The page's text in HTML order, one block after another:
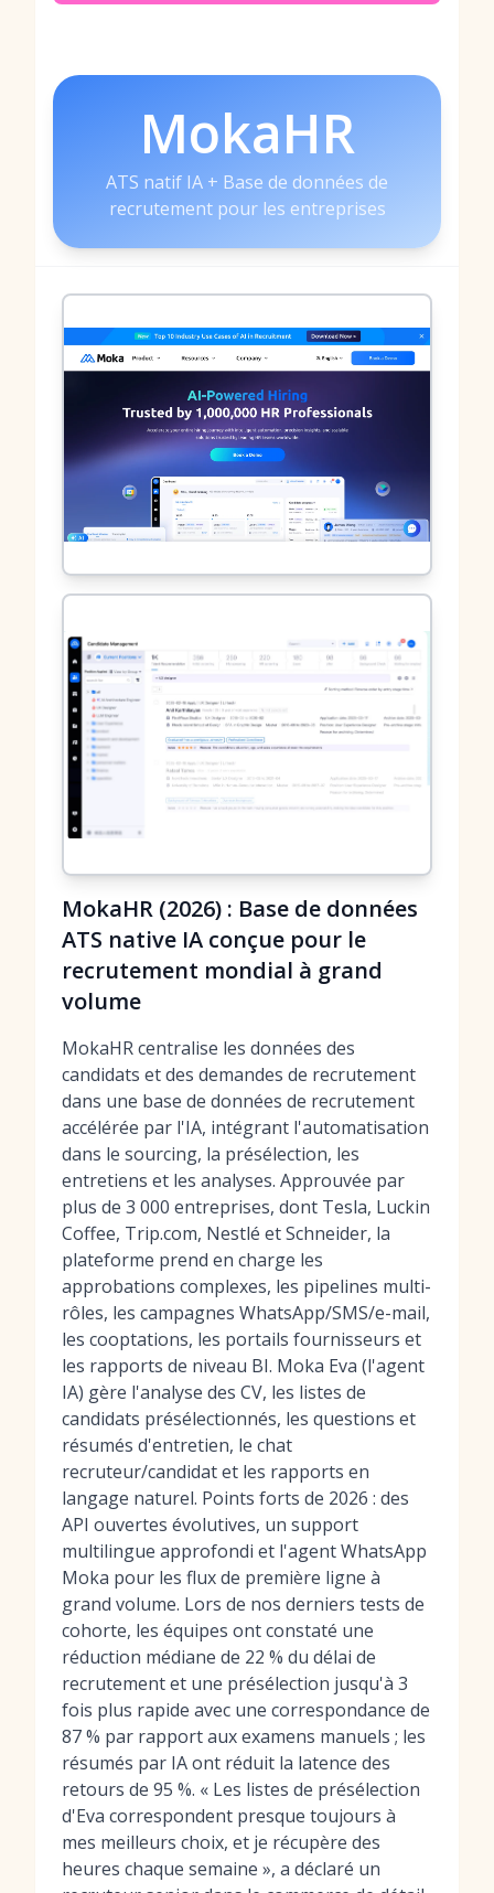
MokaHR
ATS natif IA + Base de données de
recrutement pour les entreprises
MokaHR (2026) : Base de données
ATS native IA conçue pour le
recrutement mondial à grand
volume
MokaHR centralise les données des
candidats et des demandes de recrutement
dans une base de données de recrutement
accélérée par l'IA, intégrant l'automatisation
dans le sourcing, la présélection, les
entretiens et les analyses. Approuvée par
plus de 3 000 entreprises, dont Tesla, Luckin
Coffee, Trip.com, Nestlé et Schneider, la
plateforme prend en charge les
approbations complexes, les pipelines multi-
rôles, les campagnes WhatsApp/SMS/e-mail,
les cooptations, les portails fournisseurs et
les rapports de niveau BI. Moka Eva (l'agent
IA) gère l'analyse des CV, les listes de
candidats présélectionnés, les questions et
résumés d'entretien, le chat
recruteur/candidat et les rapports en
langage naturel. Points forts de 2026 : des
API ouvertes évolutives, un support
multilingue approfondi et l'agent WhatsApp
Moka pour les flux de première ligne à
grand volume. Lors de nos derniers tests de
cohorte, les équipes ont constaté une
réduction médiane de 22 % du délai de
recrutement et une présélection jusqu'à 3
fois plus rapide avec une correspondance de
87 % par rapport aux examens manuels ; les
résumés par IA ont réduit la latence des
retours de 95 %. « Les listes de présélection
d'Eva correspondent presque toujours à
mes meilleurs choix, et je récupère des
heures chaque semaine », a déclaré un